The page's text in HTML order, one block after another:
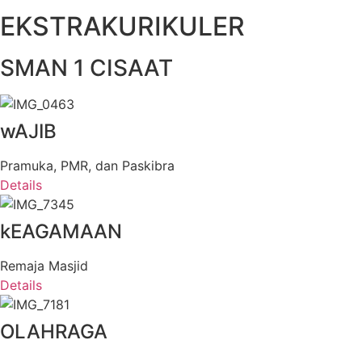
EKSTRAKURIKULER
SMAN 1 CISAAT
wAJIB
Pramuka, PMR, dan Paskibra
Details
kEAGAMAAN
Remaja Masjid
Details
OLAHRAGA